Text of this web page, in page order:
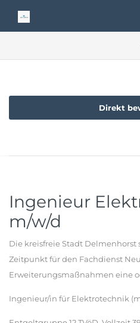
Direkt
Ingenieur
m/w/d
Die kreisfreie Stadt
Zeitpunkt für den Fachdienst
Erweiterungsmaßnahmen eine
Ingenieur/in für Elektrotechnik